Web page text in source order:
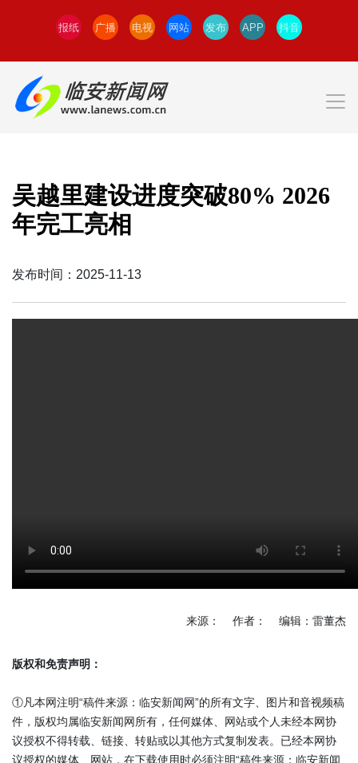
报纸 广播 电视 网站 发布 APP 抖音
吴越里建设进度突破80% 2026
年完工亮相
发布时间：2025-11-13
来源： 作者： 编辑：雷董杰
版权和免责声明：
①凡本网注明“稿件来源：临安新闻网”的所有文字、图片和音视频稿
件，版权均属临安新闻网所有，任何媒体、网站或个人未经本网协
议授权不得转载、链接、转贴或以其他方式复制发表。已经本网协
议授权的媒体、网站，在下载使用时必须注明“稿件来源：临安新闻